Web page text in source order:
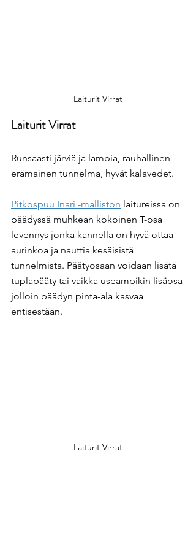
Laiturit Virrat
Laiturit Virrat
Runsaasti järviä ja lampia, rauhallinen
erämainen tunnelma, hyvät kalavedet.
Pitkospuu Inari -malliston laitureissa on
päädyssä muhkean kokoinen T-osa
levennys jonka kannella on hyvä ottaa
aurinkoa ja nauttia kesäisistä
tunnelmista. Päätyosaan voidaan lisätä
tuplapääty tai vaikka useampikin lisäosa
jolloin päädyn pinta-ala kasvaa
entisestään.
Laiturit Virrat